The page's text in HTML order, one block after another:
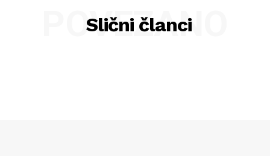
Slični članci
POVEZANO